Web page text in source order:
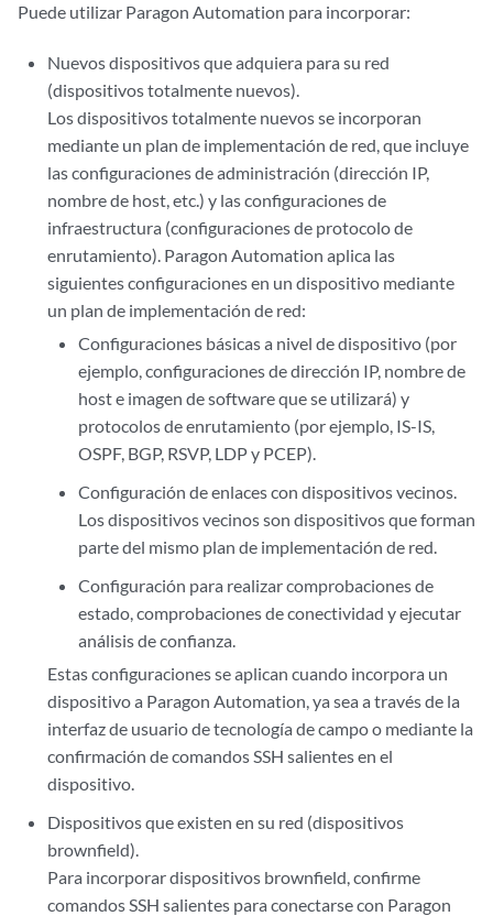
Puede utilizar Paragon Automation para incorporar:
Nuevos dispositivos que adquiera para su red
(dispositivos totalmente nuevos).
Los dispositivos totalmente nuevos se incorporan
mediante un plan de implementación de red, que incluye
las configuraciones de administración (dirección IP,
nombre de host, etc.) y las configuraciones de
infraestructura (configuraciones de protocolo de
enrutamiento). Paragon Automation aplica las
siguientes configuraciones en un dispositivo mediante
un plan de implementación de red:
Configuraciones básicas a nivel de dispositivo (por
ejemplo, configuraciones de dirección IP, nombre de
host e imagen de software que se utilizará) y
protocolos de enrutamiento (por ejemplo, IS-IS,
OSPF, BGP, RSVP, LDP y PCEP).
Configuración de enlaces con dispositivos vecinos.
Los dispositivos vecinos son dispositivos que forman
parte del mismo plan de implementación de red.
Configuración para realizar comprobaciones de
estado, comprobaciones de conectividad y ejecutar
análisis de confianza.
Estas configuraciones se aplican cuando incorpora un
dispositivo a Paragon Automation, ya sea a través de la
interfaz de usuario de tecnología de campo o mediante la
confirmación de comandos SSH salientes en el
dispositivo.
Dispositivos que existen en su red (dispositivos
brownfield).
Para incorporar dispositivos brownfield, confirme
comandos SSH salientes para conectarse con Paragon